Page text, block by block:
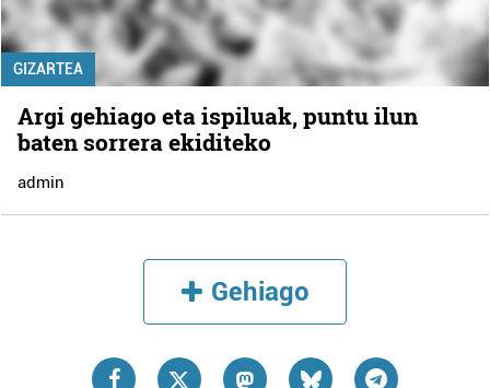
GIZARTEA
Argi gehiago eta ispiluak, puntu ilun
baten sorrera ekiditeko
admin
Gehiago